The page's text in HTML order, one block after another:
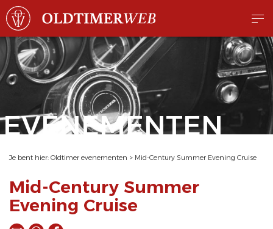
EVENEMENTEN
Je bent hier: Oldtimer evenementen > Mid-Century Summer Evening Cruise
Mid-Century Summer
Evening Cruise